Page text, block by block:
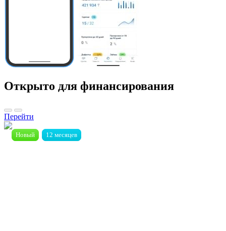
Открыто для финансирования
Перейти
Новый 12 месяцев
Новый 12 месяцев